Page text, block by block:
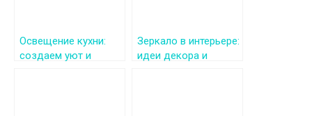
Освещение кухни:
создаем уют и
Зеркало в интерьере:
идеи декора и